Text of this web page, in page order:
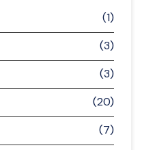
(1)
(3)
(3)
(20)
(7)